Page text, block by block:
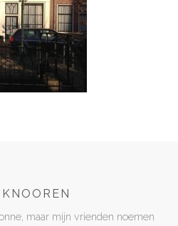
maar mijn vrienden noemen